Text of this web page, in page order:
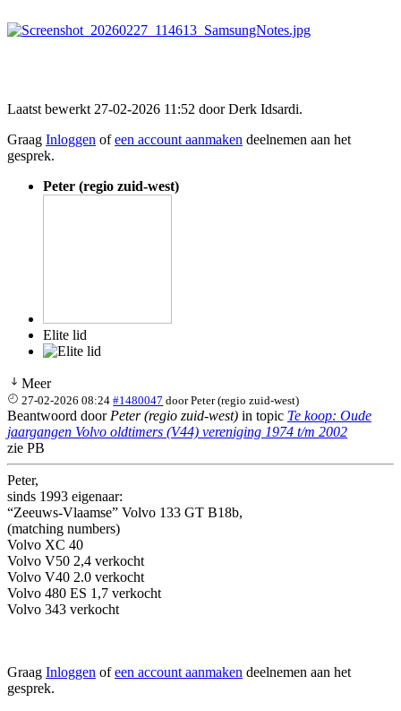
Laatst bewerkt 27-02-2026 11:52 doorDerk Idsardi.
Graag Inloggen ofeen account aanmaken deelnemen aan het
gesprek.
Peter (regio zuid-west)
Elite lid
Meer
27-02-2026 08:24 #1480047 doorPeter (regio zuid-west)
Beantwoord door Peter (regio zuid-west) in topic Te koop: Oude
jaargangen Volvo oldtimers (V44) vereniging 1974 t/m 2002
zie PB
Peter,
sinds 1993 eigenaar:
“Zeeuws-Vlaamse” Volvo 133 GT B18b,
(matching numbers)
Volvo XC 40
Volvo V50 2,4 verkocht
Volvo V40 2.0 verkocht
Volvo 480 ES 1,7 verkocht
Volvo 343 verkocht
Graag Inloggen ofeen account aanmaken deelnemen aan het
gesprek.